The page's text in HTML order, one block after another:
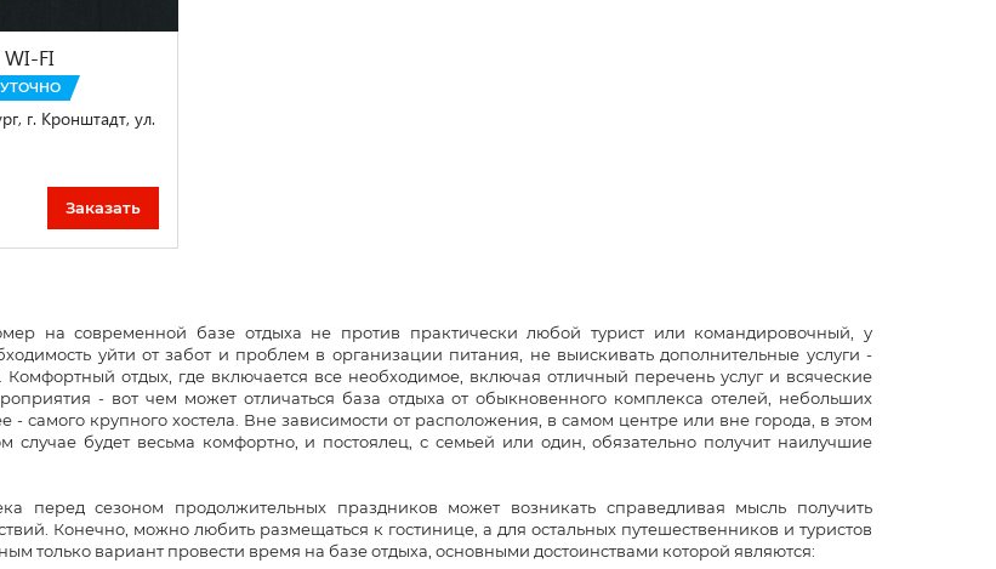
FI
г. Кронштадт, ул.
Заказать
на современной базе отдыха не против практически любой турист или командировочный, у
уйти от забот и проблем в организации питания, не выискивать дополнительные услуги -
Комфортный отдых, где включается все необходимое, включая отличный перечень услуг и всяческие
- вот чем может отличаться база отдыха от обыкновенного комплекса отелей, небольших
- самого крупного хостела. Вне зависимости от расположения, в самом центре или вне города, в этом
случае будет весьма комфортно, и постоялец, с семьей или один, обязательно получит наилучшие
перед сезоном продолжительных праздников может возникать справедливая мысль получить
Конечно, можно любить размещаться к гостинице, а для остальных путешественников и туристов
только вариант провести время на базе отдыха, основными достоинствами которой являются: